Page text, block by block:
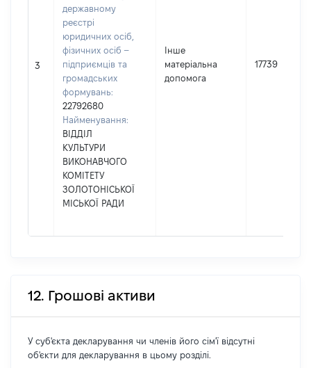
3
державному
реєстрі
юридичних осіб,
фізичних осіб –
підприємців та
громадських
формувань:
22792680
Найменування:
ВІДДІЛ
КУЛЬТУРИ
ВИКОНАВЧОГО
КОМІТЕТУ
ЗОЛОТОНІСЬКОЇ
МІСЬКОЇ РАДИ
Інше
матеріальна
допомога
17739
12. Грошові активи
У суб'єкта декларування чи членів його сім'ї відсутні
об'єкти для декларування в цьому розділі.